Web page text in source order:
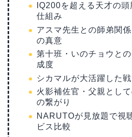
IQ200を超える天才の
仕組み
アスマ先生との師弟関
の真意
第十班・いのチョウと
成度
シカマルが大活躍した
火影補佐官・父親とし
の繋がり
NARUTOが見放題で視
ビス比較